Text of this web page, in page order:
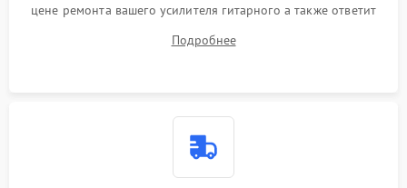
цене ремонта вашего усилителя гитарного а также ответит
Подробнее